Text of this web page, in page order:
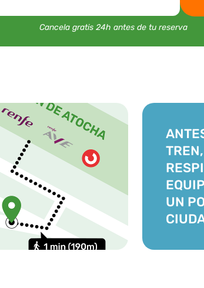
Cancela gratis 24h antes de tu reserva
UN